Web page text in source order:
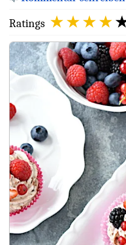
Ratings